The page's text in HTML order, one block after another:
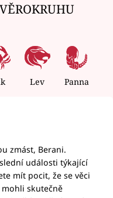
Lev Panna
zmást, Berani.
události týkající
mít pocit, že se věci
skutečně